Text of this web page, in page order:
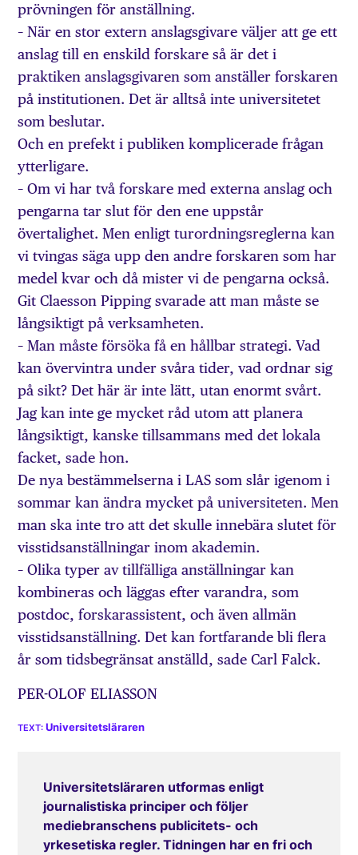
prövningen för anställning.
– När en stor extern anslagsgivare väljer att ge ett
anslag till en enskild forskare så är det i
praktiken anslagsgivaren som anställer forskaren
på institutionen. Det är alltså inte universitetet
som beslutar.
Och en prefekt i publiken komplicerade frågan
ytterligare.
– Om vi har två forskare med externa anslag och
pengarna tar slut för den ene uppstår
övertalighet. Men enligt turordningsreglerna kan
vi tvingas säga upp den andre forskaren som har
medel kvar och då mister vi de pengarna också.
Git Claesson Pipping svarade att man måste se
långsiktigt på verksamheten.
– Man måste försöka få en hållbar strategi. Vad
kan övervintra under svåra tider, vad ordnar sig
på sikt? Det här är inte lätt, utan enormt svårt.
Jag kan inte ge mycket råd utom att planera
långsiktigt, kanske tillsammans med det lokala
facket, sade hon.
De nya bestämmelserna i LAS som slår igenom i
sommar kan ändra mycket på universiteten. Men
man ska inte tro att det skulle innebära slutet för
visstidsanställningar inom akademin.
– Olika typer av tillfälliga anställningar kan
kombineras och läggas efter varandra, som
postdoc, forskarassistent, och även allmän
visstidsanställning. Det kan fortfarande bli flera
år som tidsbegränsat anställd, sade Carl Falck.
PER-OLOF ELIASSON
Universitetsläraren
Universitetsläraren utformas enligt
journalistiska principer och följer
mediebranschens publicitets- och
yrkesetiska regler. Tidningen har en fri och